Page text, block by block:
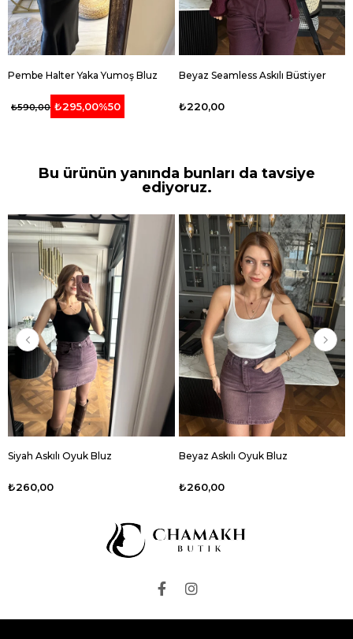
Pembe Halter Yaka Yumoş Bluz
₺295,00%50
₺590,00
Beyaz Seamless Askılı Büstiyer
₺220,00
Bu ürünün yanında bunları da tavsiye
ediyoruz.
Siyah Askılı Oyuk Bluz
₺260,00
Beyaz Askılı Oyuk Bluz
₺260,00